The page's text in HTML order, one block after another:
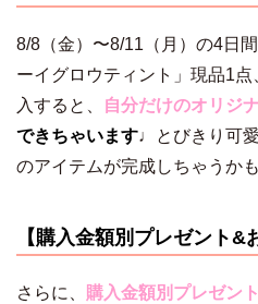
8/8（金）〜8/11（月）の4日
ーイグロウティント」現品1
入すると、
自分だけのオリジ
できちゃいます♩とびきり可
のアイテムが完成しちゃうか
【購入金額別プレゼント&
さらに、 購入金額別プレゼン